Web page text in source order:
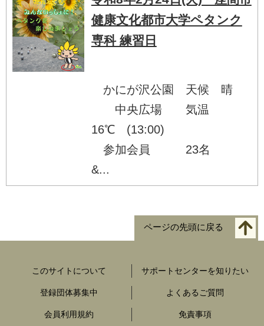
健康文化都市大学ペタンク
専科 練習日
かにが沢公園 天候 晴
中央広場 気温
16℃ (13:00)
参加会員 23名
&...
ページの先頭に戻る
このサイトについて サポートセンターを知りたい
登録団体募集中 よくあるご質問
会員利用規約 免責事項